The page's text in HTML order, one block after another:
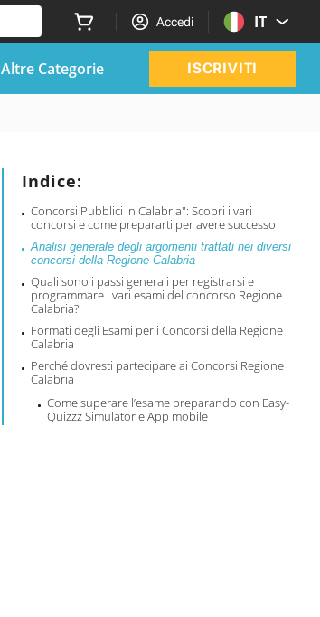
Accedi IT
Altre Categorie ISCRIVITI
Indice:
Concorsi Pubblici in Calabria": Scopri i vari
concorsi e come prepararti per avere successo
Analisi generale degli argomenti trattati nei diversi
concorsi della Regione Calabria
Quali sono i passi generali per registrarsi e
programmare i vari esami del concorso Regione
Calabria?
Formati degli Esami per i Concorsi della Regione
Calabria
Perché dovresti partecipare ai Concorsi Regione
Calabria
Come superare l’esame preparando con Easy-
Quizzz Simulator e App mobile